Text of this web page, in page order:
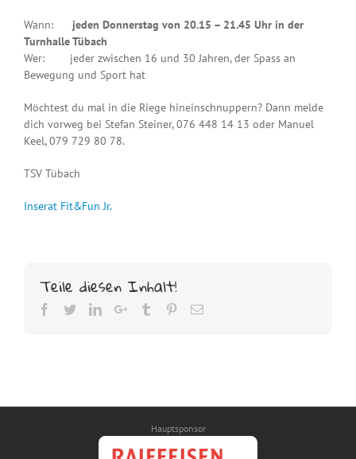
Wann: jeden Donnerstag von 20.15 – 21.45 Uhr in der
Turnhalle Tübach
Wer:
jeder zwischen 16 und 30 Jahren, der Spass an
Bewegung und Sport hat
Möchtest du mal in die Riege hineinschnuppern? Dann melde
dich vorweg bei Stefan Steiner, 076 448 14 13 oder Manuel
Keel, 079 729 80 78.
TSV Tübach
Inserat Fit&Fun Jr.
Teile diesen Inhalt!
Facebook
TwitterLinkedInGoogle+TumblrPinterestEmail
Hauptsponsor